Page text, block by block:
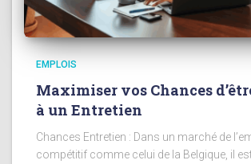
EMPLOIS
Maximiser vos Chances
à un Entretien
Chances Entretien : Dans un marché de
compétitif comme celui de la Belgique, il